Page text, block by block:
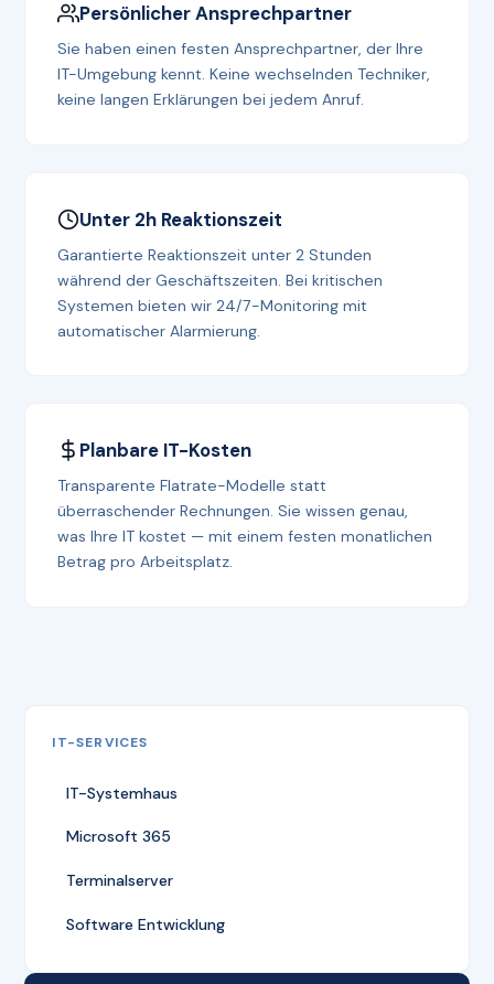
Persönlicher Ansprechpartner
Sie haben einen festen Ansprechpartner, der Ihre
IT-Umgebung kennt. Keine wechselnden Techniker,
keine langen Erklärungen bei jedem Anruf.
Unter 2h Reaktionszeit
Garantierte Reaktionszeit unter 2 Stunden
während der Geschäftszeiten. Bei kritischen
Systemen bieten wir 24/7-Monitoring mit
automatischer Alarmierung.
Planbare IT-Kosten
Transparente Flatrate-Modelle statt
überraschender Rechnungen. Sie wissen genau,
was Ihre IT kostet — mit einem festen monatlichen
Betrag pro Arbeitsplatz.
IT-SERVICES
IT-Systemhaus
Microsoft 365
Terminalserver
Software Entwicklung